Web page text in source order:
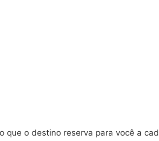
que o destino reserva para você a